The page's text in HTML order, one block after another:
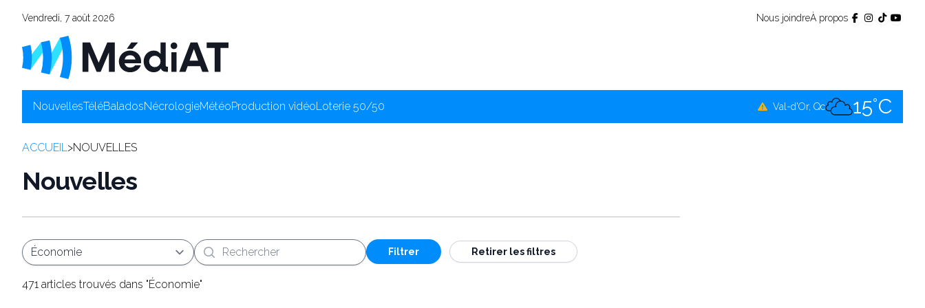
Vendredi, 7 août 2026 Nous joindreÀ propos
NouvellesTéléBaladosNécrologieMétéoProduction vidéoLoterie 50/50 Val-d'Or, Qc 15°C
ACCUEIL>NOUVELLES
Nouvelles
Recherche Filtrer Retirer les filtres
471 articles trouvés dans "Économie"